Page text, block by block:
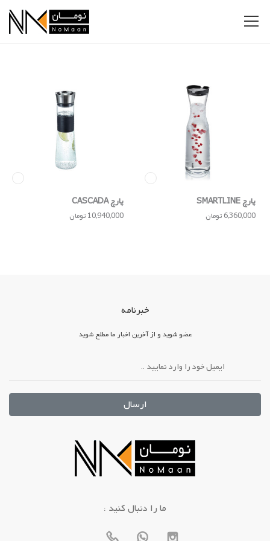
پارچ SMARTLINE
6,360,000 تومان
پارچ CASCADA
10,940,000 تومان
خبرنامه
عضو شوید و از آخرین اخبار ما مطلع شوید
ارسال
: ما را دنبال کنید